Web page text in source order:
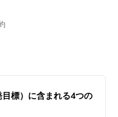
標）に含まれる4つの